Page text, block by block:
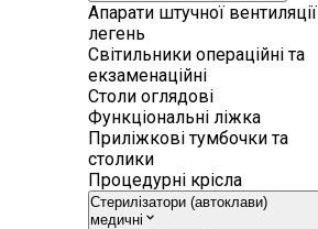
Апарати штучної вентиляції
легень
Світильники операційні та
екзаменаційні
Столи оглядові
Функціональні ліжка
Приліжкові тумбочки та
столики
Процедурні крісла
Стерилізатори (автоклави)
медичні